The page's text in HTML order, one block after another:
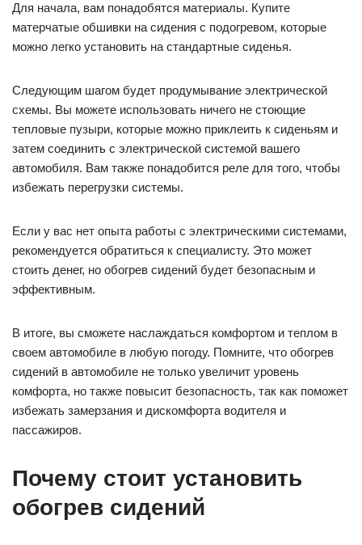
Для начала, вам понадобятся материалы. Купите
матерчатые обшивки на сидения с подогревом, которые
можно легко установить на стандартные сиденья.
Следующим шагом будет продумывание электрической
схемы. Вы можете использовать ничего не стоющие
тепловые пузыри, которые можно приклеить к сиденьям и
затем соединить с электрической системой вашего
автомобиля. Вам также понадобится реле для того, чтобы
избежать перегрузки системы.
Если у вас нет опыта работы с электрическими системами,
рекомендуется обратиться к специалисту. Это может
стоить денег, но обогрев сидений будет безопасным и
эффективным.
В итоге, вы сможете наслаждаться комфортом и теплом в
своем автомобиле в любую погоду. Помните, что обогрев
сидений в автомобиле не только увеличит уровень
комфорта, но также повысит безопасность, так как поможет
избежать замерзания и дискомфорта водителя и
пассажиров.
Почему стоит установить
обогрев сидений